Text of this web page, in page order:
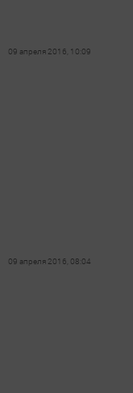
09 апреля 2016, 10:09
09 апреля 2016, 08:04